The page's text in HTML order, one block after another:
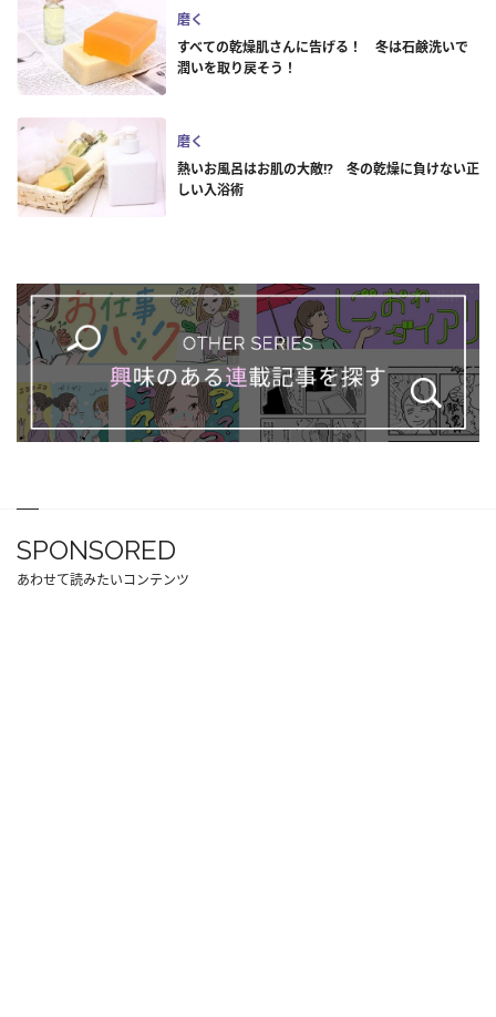
磨く
すべての乾燥肌さんに告げる！ 冬は石鹸洗いで
潤いを取り戻そう！
磨く
熱いお風呂はお肌の大敵!? 冬の乾燥に負けない正
しい入浴術
SPONSORED
あわせて読みたいコンテンツ